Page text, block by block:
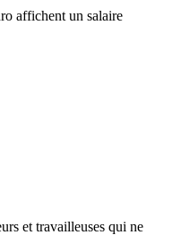
affichent un salaire
et travailleuses qui ne